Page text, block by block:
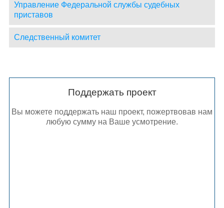
Управление Федеральной службы судебных
приставов
Следственный комитет
Поддержать проект
Вы можете поддержать наш проект, пожертвовав нам
любую сумму на Ваше усмотрение.